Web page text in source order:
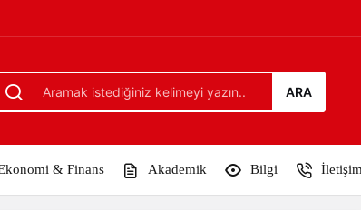
ARA
& Finans Akademik Bilgi
İçin Milli Ekonomi Feda Edildi